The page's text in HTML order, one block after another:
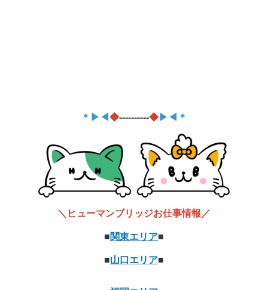
＊▶◀ ◆----------◆ ▶◀＊
＼ヒューマンブリッジお仕事情報／
■関東エリア■
■山口エリア■